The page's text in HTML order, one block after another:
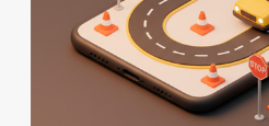
Даты старта групп и их
расписание
Подробности по телефону